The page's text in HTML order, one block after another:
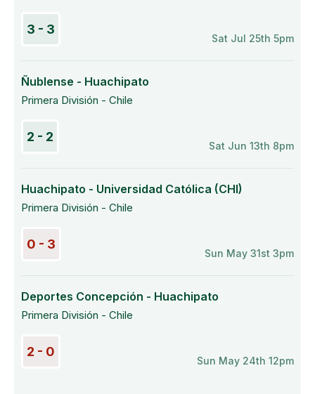
3 - 3
Sat Jul 25th 5pm
Ñublense - Huachipato
Primera División - Chile
2 - 2
Sat Jun 13th 8pm
Huachipato - Universidad Católica (CHI)
Primera División - Chile
0 - 3
Sun May 31st 3pm
Deportes Concepción - Huachipato
Primera División - Chile
2 - 0
Sun May 24th 12pm